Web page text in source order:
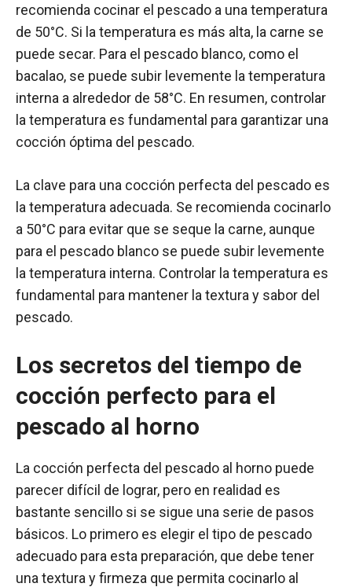
recomienda cocinar el pescado a una temperatura
de 50°C. Si la temperatura es más alta, la carne se
puede secar. Para el pescado blanco, como el
bacalao, se puede subir levemente la temperatura
interna a alrededor de 58°C. En resumen, controlar
la temperatura es fundamental para garantizar una
cocción óptima del pescado.
La clave para una cocción perfecta del pescado es
la temperatura adecuada. Se recomienda cocinarlo
a 50°C para evitar que se seque la carne, aunque
para el pescado blanco se puede subir levemente
la temperatura interna. Controlar la temperatura es
fundamental para mantener la textura y sabor del
pescado.
Los secretos del tiempo de
cocción perfecto para el
pescado al horno
La cocción perfecta del pescado al horno puede
parecer difícil de lograr, pero en realidad es
bastante sencillo si se sigue una serie de pasos
básicos. Lo primero es elegir el tipo de pescado
adecuado para esta preparación, que debe tener
una textura y firmeza que permita cocinarlo al